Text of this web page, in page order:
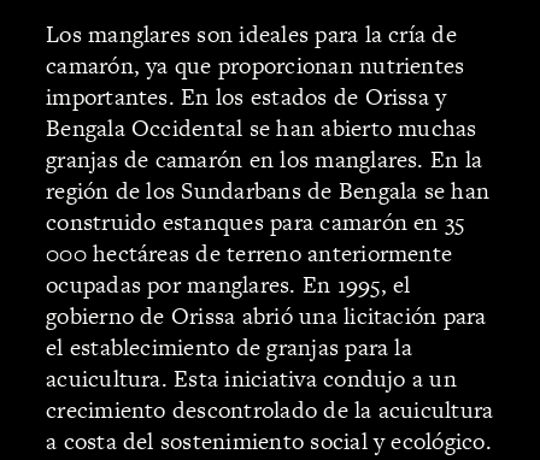
Los manglares son ideales para la cría de
camarón, ya que proporcionan nutrientes
importantes. En los estados de Orissa y
Bengala Occidental se han abierto muchas
granjas de camarón en los manglares. En la
región de los Sundarbans de Bengala se han
construido estanques para camarón en 35
000 hectáreas de terreno anteriormente
ocupadas por manglares. En 1995, el
gobierno de Orissa abrió una licitación para
el establecimiento de granjas para la
acuicultura. Esta iniciativa condujo a un
crecimiento descontrolado de la acuicultura
a costa del sostenimiento social y ecológico.